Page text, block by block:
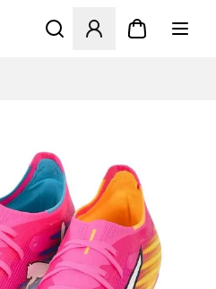
Öppnar en Modal för att